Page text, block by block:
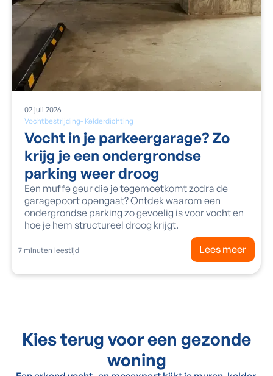
Vochtbestrijding- Kelderdichting
02 juli 2026
Vocht in je parkeergarage? Zo
krijg je een ondergrondse
parking weer droog
Een muffe geur die je tegemoetkomt zodra de
garagepoort opengaat? Ontdek waarom een
ondergrondse parking zo gevoelig is voor vocht en
hoe je hem structureel droog krijgt.
7 minuten leestijd Lees meer
Kies terug voor een gezonde
woning